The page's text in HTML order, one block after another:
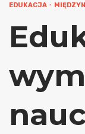
EDUKACJA